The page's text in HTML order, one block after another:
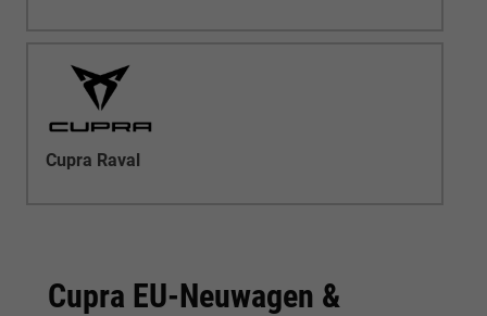
Cupra Raval
Cupra EU-Neuwagen &